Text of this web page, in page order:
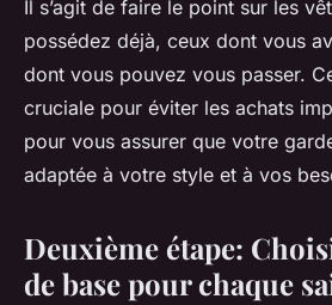
Il s’agit de faire le point sur les
possédez déjà, ceux dont vous
dont vous pouvez vous passer.
cruciale pour éviter les achats
pour vous assurer que votre
adaptée à votre style et à vos
Deuxième étape:
de base pour chaque